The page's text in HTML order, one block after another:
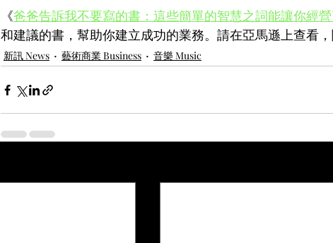
《爸爸告訴我不要寫的書：這些簡單的智慧之詞能讓你經
和建議的書，幫助你建立成功的業務。請在亞馬遜上查看，
新訊 News 藝術商業 Business 音樂 Music